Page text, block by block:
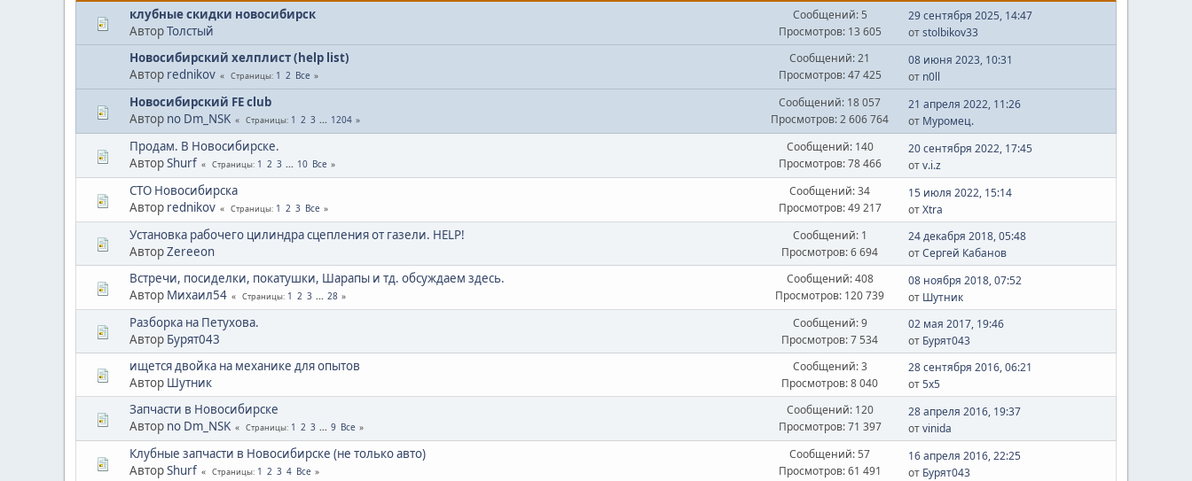
клубные скидки новосибирск
АвторТолстый
Сообщений: 5
Просмотров: 13 605
29 сентября 2025, 14:47
отstolbikov33
Новосибирский хелплист (help list)
Автор rednikov Страницы 1 2 Все
Сообщений: 21
Просмотров: 47 425
08 июня 2023, 10:31
от n0ll
Новосибирский FE club
Автор no Dm_NSK Страницы 1 2 3 ... 1204
Сообщений: 18 057
Просмотров: 2 606 764
21 апреля 2022, 11:26
от Муромец.
Продам. В Новосибирске.
АвторShurf Страницы 1 2 3 ... 10 Все
Сообщений: 140
Просмотров: 78 466
20 сентября 2022, 17:45
отv.i.z
СТО Новосибирска
Автор rednikov Страницы 1 2 3 Все
Сообщений: 34
Просмотров: 49 217
15 июля 2022, 15:14
отXtra
Установка рабочего цилиндра сцепления от газели. HELP!
АвторZereeon
Сообщений: 1
Просмотров: 6 694
24 декабря 2018, 05:48
отСергей Кабанов
Встречи, посиделки, покатушки, Шарапы и тд. обсуждаем здесь.
Автор Михаил54 Страницы 1 2 3 ... 28
Сообщений: 408
Просмотров: 120 739
08 ноября 2018, 07:52
от Шутник
Разборка на Петухова.
Автор Бурят043
Сообщений: 9
Просмотров: 7 534
02 мая 2017, 19:46
от Бурят043
ищется двойка на механике для опытов
Автор Шутник
Сообщений: 3
Просмотров: 8 040
28 сентября 2016, 06:21
от5x5
Запчасти в Новосибирске
Автор no Dm_NSK Страницы 1 2 3 ... 9 Все
Сообщений: 120
Просмотров: 71 397
28 апреля 2016, 19:37
отvinida
Клубные запчасти в Новосибирске (не только авто)
АвторShurf Страницы 1 2 3 4 Все
Сообщений: 57
Просмотров: 61 491
16 апреля 2016, 22:25
от Бурят043